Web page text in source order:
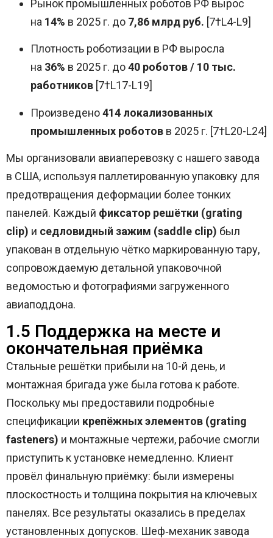
Рынок промышленных роботов РФ вырос
на 14% в 2025 г. до 7,86 млрд руб. [7†L4-L9]
Плотность роботизации в РФ выросла
на 36% в 2025 г. до40 роботов / 10 тыс.
работников [7†L17-L19]
Произведено414 локализованных
промышленных роботов в 2025 г. [7†L20-L24]
Мы организовали авиаперевозку с нашего завода
в США, используя паллетированную упаковку для
предотвращения деформации более тонких
панелей. Каждый фиксатор решётки (grating
clip) и седловидный зажим (saddle clip) был
упакован в отдельную чётко маркированную тару,
сопровождаемую детальной упаковочной
ведомостью и фотографиями загруженного
авиаподдона.
1.5 Поддержка на месте и
окончательная приёмка
Стальные решётки прибыли на 10-й день, и
монтажная бригада уже была готова к работе.
Поскольку мы предоставили подробные
спецификации крепёжных элементов (grating
fasteners) и монтажные чертежи, рабочие смогли
приступить к установке немедленно. Клиент
провёл финальную приёмку: были измерены
плоскостность и толщина покрытия на ключевых
панелях. Все результаты оказались в пределах
установленных допусков. Шеф‑механик завода